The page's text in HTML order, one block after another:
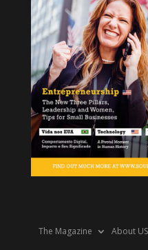
The Magazine About US